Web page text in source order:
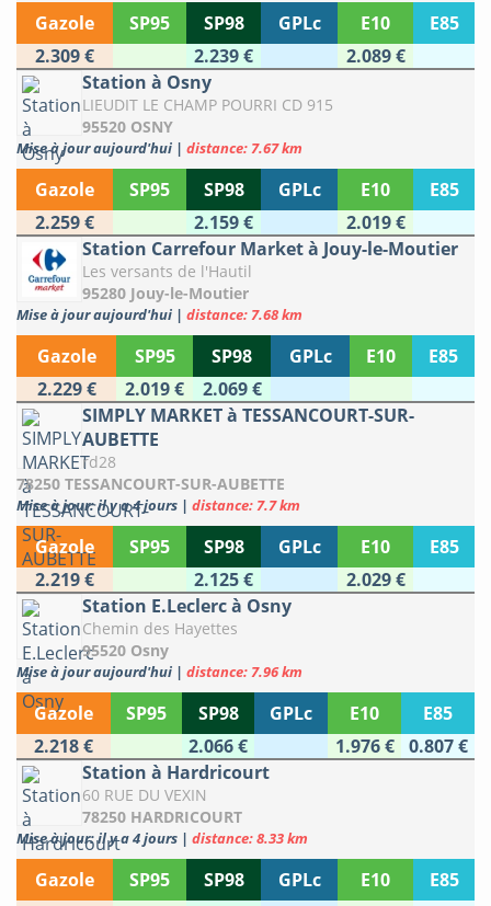
Gazole SP95 SP98 GPLc E10
E85
2.309 €
2.239 €
2.089 €
Station à Osny
LIEUDIT LE CHAMP POURRI CD 915
95520 OSNY
Mise à jour aujourd'hui | distance: 7.67 km
Gazole SP95 SP98 GPLc E10
E85
2.259 €
2.159 €
2.019 €
Station Carrefour Market à Jouy-le-Moutier
Les versants de l'Hautil
95280 Jouy-le-Moutier
Mise à jour aujourd'hui | distance: 7.68 km
Gazole SP95 SP98 GPLc E10
E85
2.229 €
2.019 €
2.069 €
SIMPLY MARKET à TESSANCOURT-SUR-
AUBETTE
rd28
78250 TESSANCOURT-SUR-AUBETTE
Mise à jour: il y a 4 jours | distance: 7.7 km
Gazole SP95 SP98 GPLc E10
E85
2.219 €
2.125 €
2.029 €
Station E.Leclerc à Osny
Chemin des Hayettes
95520 Osny
Mise à jour aujourd'hui | distance: 7.96 km
Gazole SP95 SP98 GPLc E10
E85
2.218 €
2.066 € 1.976 €
0.807 €
Station à Hardricourt
60 RUE DU VEXIN
78250 HARDRICOURT
Mise à jour: il y a 4 jours | distance: 8.33 km
Gazole SP95 SP98 GPLc E10
E85